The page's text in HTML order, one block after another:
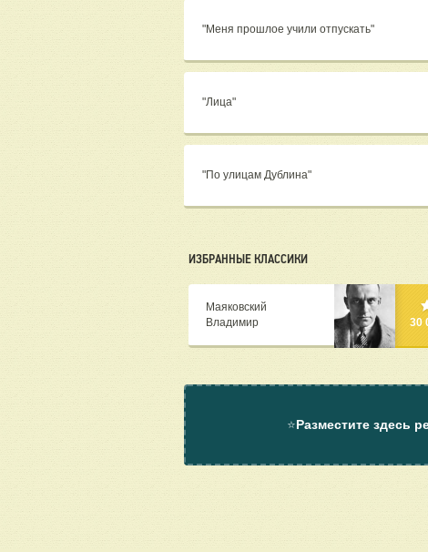
"Меня прошлое учили отпускать"
"Лица"
"По улицам Дублина"
ИЗБРАННЫЕ КЛАССИКИ
Маяковский
Владимир
30
⭐Разместите здесь